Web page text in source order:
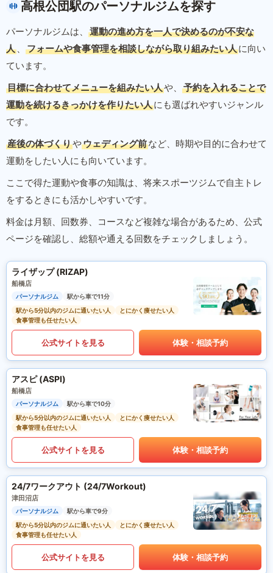
高根公団駅のパーソナルジムを探す
パーソナルジムは、
運動の進め方を一人で決めるのが不安な
人 、 フォームや食事管理を相談しながら取り組みたい人に向い
ています。
目標に合わせてメニューを組みたい人や、
予約を入れることで
運動を続けるきっかけを作りたい人にも選ばれやすいジャンル
です。
産後の体づくりやウェディング前など、時期や目的に合わせて
運動をしたい人にも向いています。
ここで得た運動や食事の知識は、将来スポーツジムで自主トレ
をするときにも活かしやすいです。
料金は月額、回数券、コースなど複雑な場合があるため、公式
ページを確認し、総額や通える回数をチェックしましょう。
ライザップ (RIZAP)
船橋店
パーソナルジム
駅から車で11分
駅から5分以内のジムに通いたい人
とにかく痩せたい人
食事管理も任せたい人
公式サイトを見る 体験・相談予約
アスピ (ASPI)
船橋店
パーソナルジム
駅から車で10分
駅から5分以内のジムに通いたい人
とにかく痩せたい人
食事管理も任せたい人
公式サイトを見る 体験・相談予約
24/7ワークアウト (24/7Workout)
津田沼店
パーソナルジム
駅から車で9分
駅から5分以内のジムに通いたい人
とにかく痩せたい人
食事管理も任せたい人
公式サイトを見る 体験・相談予約